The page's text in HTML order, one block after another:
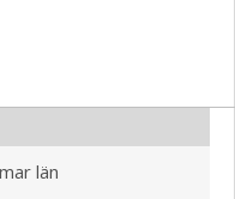
län